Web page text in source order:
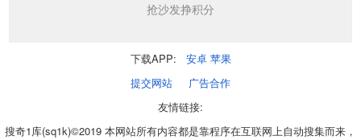
抢沙发挣积分
下载APP: 安卓 苹果
提交网站
广告合作
友情链接:
搜奇1库(sq1k)©2019 本网站所有内容都是靠程序在互联网上自动搜集而来，